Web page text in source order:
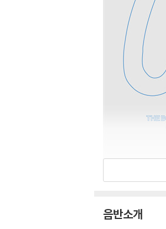
음반소개